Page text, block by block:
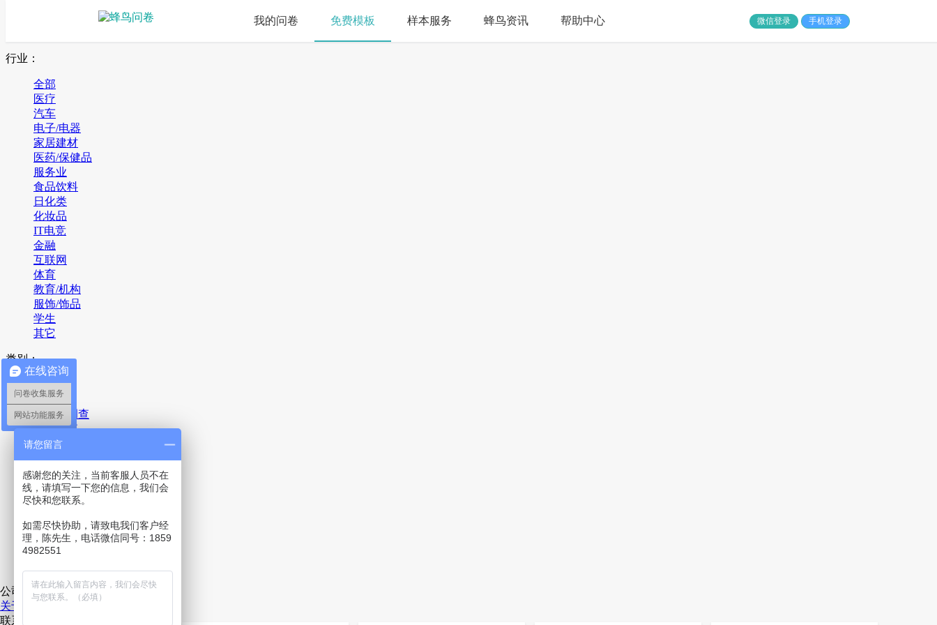
我的问卷 免费模板 样本服务 蜂鸟资讯 帮助中心 微信登录 手机登录
搜索
行业：
全部
医疗
汽车
电子/电器
家居建材
医药/保健品
服务业
食品饮料
日化类
化妆品
IT电竞
金融
互联网
体育
教育/机构
服饰/饰品
学生
其它
类别：
全部
疫情
满意度调查
产品调查
品牌调查
广告调查
包装测试
概念测试
活动测试
投票评选
报名登记表
其它
公司
关于我们
联系我们
在线咨询
问卷收集服务
网站功能服务
请您留言
感谢您的关注，当前客服人员不在
线，请填写一下您的信息，我们会
尽快和您联系。
如需尽快协助，请致电我们客户经
理，陈先生，电话微信同号：1859
4982551